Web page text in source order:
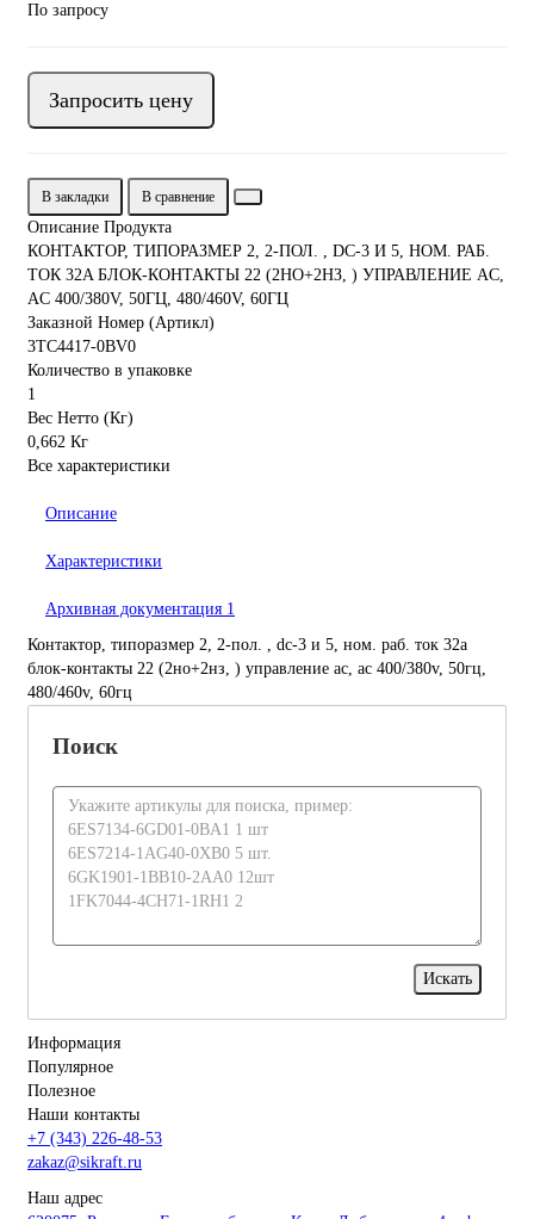
По запросу
Запросить цену
В закладки В сравнение
Описание Продукта
КОНТАКТОР, ТИПОРАЗМЕР 2, 2-ПОЛ. , DC-3 И 5, НОМ. РАБ.
ТОК 32A БЛОК-КОНТАКТЫ 22 (2НО+2НЗ, ) УПРАВЛЕНИЕ AC,
AC 400/380V, 50ГЦ, 480/460V, 60ГЦ
Заказной Номер (Артикл)
3TC4417-0BV0
Количество в упаковке
1
Вес Нетто (Кг)
0,662 Кг
Все характеристики
Описание
Характеристики
Архивная документация 1
Контактор, типоразмер 2, 2-пол. , dc-3 и 5, ном. раб. ток 32a
блок-контакты 22 (2но+2нз, ) управление ac, ac 400/380v, 50гц,
480/460v, 60гц
Поиск
Информация
Популярное
Полезное
Наши контакты
+7 (343) 226-48-53
zakaz@sikraft.ru
Наш адрес